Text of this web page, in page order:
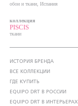
обои и ткани, Испания
коллекция
PISCIS
ткани
ИСТОРИЯ БРЕНДА
ВСЕ КОЛЛЕКЦИИ
ГДЕ КУПИТЬ
EQUIPO DRT В РОССИИ
EQUIPO DRT В ИНТЕРЬЕРАХ